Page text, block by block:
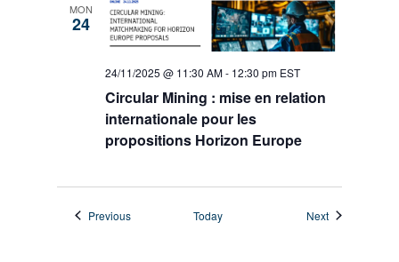
MON
24
24/11/2025 @ 11:30 AM- 12:30 pm EST
Circular Mining : mise en relation
internationale pour les
propositions Horizon Europe
PreviousEvents Today NextEvents